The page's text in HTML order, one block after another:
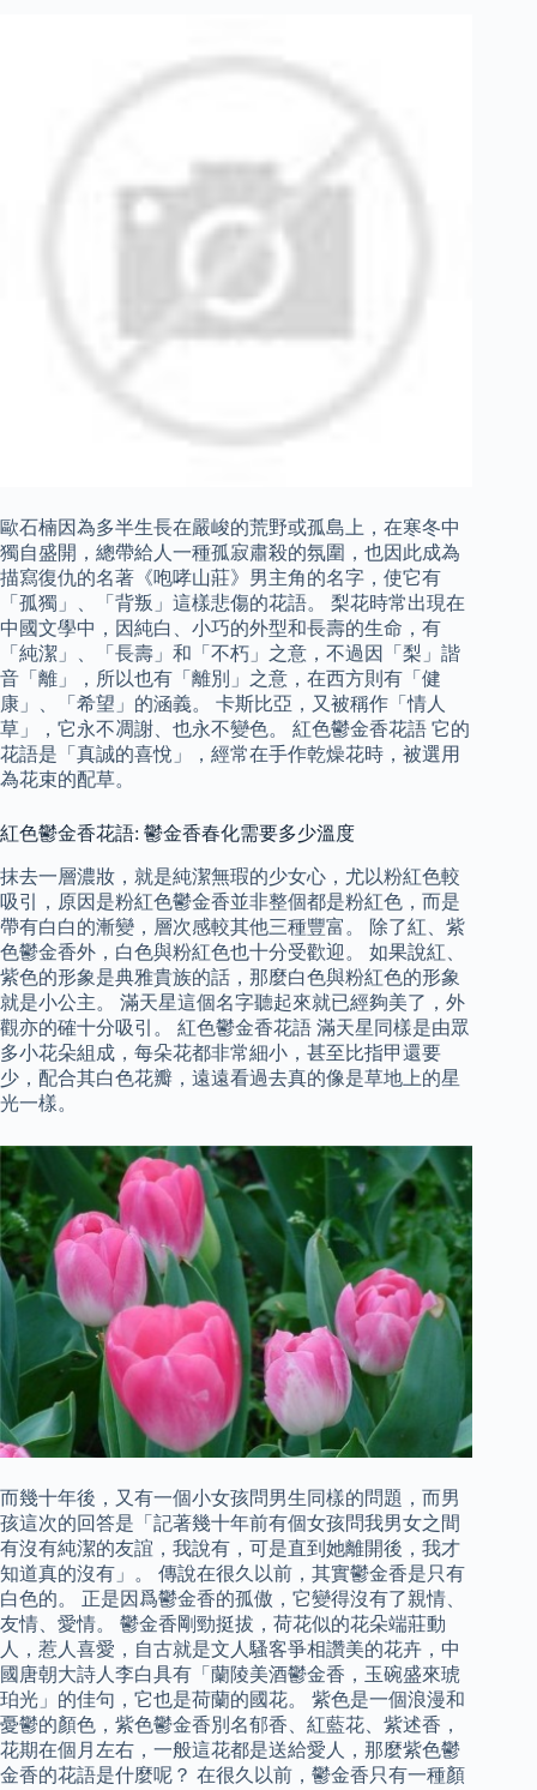
歐石楠因為多半生長在嚴峻的荒野或孤島上，在寒冬中
獨自盛開，總帶給人一種孤寂肅殺的氛圍，也因此成為
描寫復仇的名著《咆哮山莊》男主角的名字，使它有
「孤獨」、「背叛」這樣悲傷的花語。 梨花時常出現在
中國文學中，因純白、小巧的外型和長壽的生命，有
「純潔」、「長壽」和「不朽」之意，不過因「梨」諧
音「離」，所以也有「離別」之意，在西方則有「健
康」、「希望」的涵義。 卡斯比亞，又被稱作「情人
草」，它永不凋謝、也永不變色。 紅色鬱金香花語 它的
花語是「真誠的喜悅」，經常在手作乾燥花時，被選用
為花束的配草。
紅色鬱金香花語: 鬱金香春化需要多少溫度
抹去一層濃妝，就是純潔無瑕的少女心，尤以粉紅色較
吸引，原因是粉紅色鬱金香並非整個都是粉紅色，而是
帶有白白的漸變，層次感較其他三種豐富。 除了紅、紫
色鬱金香外，白色與粉紅色也十分受歡迎。 如果說紅、
紫色的形象是典雅貴族的話，那麼白色與粉紅色的形象
就是小公主。 滿天星這個名字聽起來就已經夠美了，外
觀亦的確十分吸引。 紅色鬱金香花語 滿天星同樣是由眾
多小花朵組成，每朵花都非常細小，甚至比指甲還要
少，配合其白色花瓣，遠遠看過去真的像是草地上的星
光一樣。
而幾十年後，又有一個小女孩問男生同樣的問題，而男
孩這次的回答是「記著幾十年前有個女孩問我男女之間
有沒有純潔的友誼，我說有，可是直到她離開後，我才
知道真的沒有」。 傳說在很久以前，其實鬱金香是只有
白色的。 正是因爲鬱金香的孤傲，它變得沒有了親情、
友情、愛情。 鬱金香剛勁挺拔，荷花似的花朵端莊動
人，惹人喜愛，自古就是文人騷客爭相讚美的花卉，中
國唐朝大詩人李白具有「蘭陵美酒鬱金香，玉碗盛來琥
珀光」的佳句，它也是荷蘭的國花。 紫色是一個浪漫和
憂鬱的顏色，紫色鬱金香別名郁香、紅藍花、紫述香，
花期在個月左右，一般這花都是送給愛人，那麼紫色鬱
金香的花語是什麼呢？ 在很久以前，鬱金香只有一種顏